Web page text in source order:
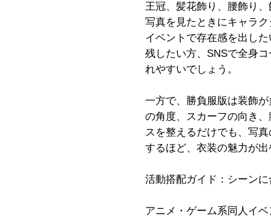
王冠、髪花飾り、腰飾り
写真を見たときにキャラ
イベントで存在感を出し
残したい方、SNSで全身
れやすいでしょう。
一方で、勝負服版は装飾
の角度、スカーフの向き
スを整えるだけでも、写
するほど、衣装の魅力が
活動搭配ガイド：シーン
アニメ・ゲーム系同人イ